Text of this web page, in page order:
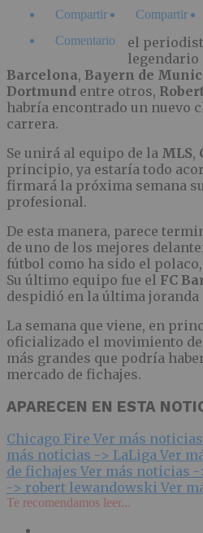
Compartir
Compartir
Comentario
el
legendario
Barcelona, Bayern de
Dortmund entre otros,
habría encontrado un nuevo
carrera.
Se unirá al equipo de la MLS,
principio, ya estaría todo
firmará la próxima semana
profesional.
De esta manera, parece
de uno de los mejores
fútbol como ha sido el polaco,
Su último equipo fue el FC
despidió en la última joranda
La semana que viene, en
oficializado el movimiento
más grandes que podría
mercado de fichajes.
APARECEN EN ESTA
Chicago Fire Ver más
más noticias -> LaLiga Ver
de fichajes Ver más noticias -
-> robert lewandowski Ver
Te recomendamos leer...